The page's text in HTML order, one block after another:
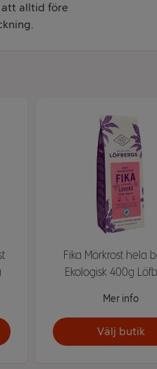
att alltid före
Fika Mörkrost hela
Ekologisk 400g
Mer info
Välj butik